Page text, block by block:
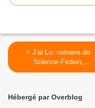
< J'ai Lu: romans de
Science-Fiction,
Fantastique et Fantasy
Hébergé par Overblog